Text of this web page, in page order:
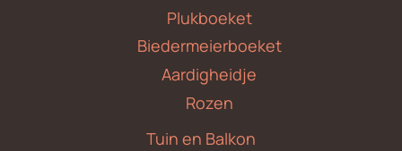
Plukboeket
Biedermeierboeket
Aardigheidje
Rozen
Tuin en Balkon